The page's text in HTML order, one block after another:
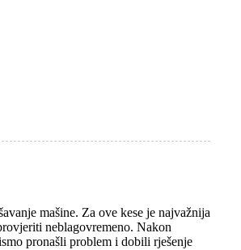
mašine. Za ove kese je najvažnija
neblagovremeno. Nakon
pronašli problem i dobili rješenje